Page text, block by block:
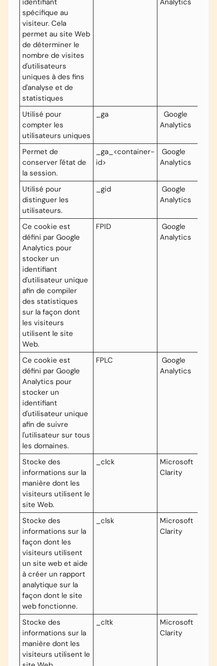
identifiant
spécifique au
visiteur. Cela
permet au site Web
de déterminer le
nombre de visites
d'utilisateurs
uniques à des fins
d'analyse et de
statistiques
Analytics
Utilisé pour
compter les
utilisateurs uniques
_ga
Google
Analytics
Permet de
conserver l'état de
la session.
_ga_<container-
id>
Google
Analytics
Utilisé pour
distinguer les
utilisateurs.
_gid
Google
Analytics
Ce cookie est
défini par Google
Analytics pour
stocker un
identifiant
d'utilisateur unique
afin de compiler
des statistiques
sur la façon dont
les visiteurs
utilisent le site
Web.
FPID
Google
Analytics
Ce cookie est
défini par Google
Analytics pour
stocker un
identifiant
d'utilisateur unique
afin de suivre
l'utilisateur sur tous
les domaines.
FPLC
Google
Analytics
Stocke des
informations sur la
manière dont les
visiteurs utilisent le
site Web.
_clck
Microsoft
Clarity
Stocke des
informations sur la
façon dont les
visiteurs utilisent
un site web et aide
à créer un rapport
analytique sur la
façon dont le site
web fonctionne.
_clsk
Microsoft
Clarity
Stocke des
informations sur la
manière dont les
visiteurs utilisent le
_cltk
Microsoft
Clarity